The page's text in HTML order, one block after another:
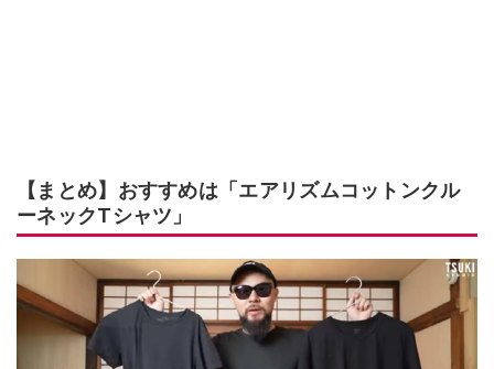
【まとめ】おすすめは「エアリズムコットンクル
ーネックTシャツ」